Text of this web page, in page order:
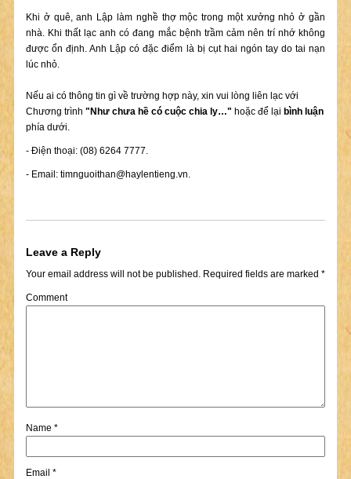
Khi ở quê, anh Lập làm nghề thợ mộc trong một xưởng nhỏ ở gần
nhà. Khi thất lạc anh có đang mắc bệnh trầm cảm nên trí nhớ không
được ổn định. Anh Lập có đặc điểm là bị cụt hai ngón tay do tai nạn
lúc nhỏ.
Nếu ai có thông tin gì về trường hợp này, xin vui lòng liên lạc với
Chương trình "Như chưa hề có cuộc chia ly…" hoặc để lại bình luận
phía dưới.
- Điện thoại: (08) 6264 7777.
- Email: timnguoithan@haylentieng.vn.
Leave a Reply
Your email address will not be published.Required fields are marked *
Comment
Name *
Email *